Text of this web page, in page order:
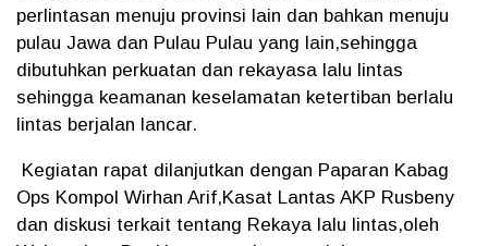
perlintasan menuju provinsi lain dan bahkan menuju
pulau Jawa dan Pulau Pulau yang lain,sehingga
dibutuhkan perkuatan dan rekayasa lalu lintas
sehingga keamanan keselamatan ketertiban berlalu
lintas berjalan lancar.
Kegiatan rapat dilanjutkan dengan Paparan Kabag
Ops Kompol Wirhan Arif,Kasat Lantas AKP Rusbeny
dan diskusi terkait tentang Rekaya lalu lintas,oleh